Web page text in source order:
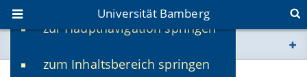
zur Hauptnavigation springen
zum Inhaltsbereich springen
Universität Bamberg
www.uni-bamberg.de